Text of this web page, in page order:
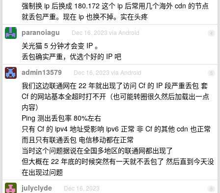
强制换 ip 后换成 180.172 这个 ip 后常用几个海外 cdn 的节点
就丢包严重。现在 ip 也换不掉。实在头疼
4
paranoiagu Dec 16, 2023 via Android
关光猫 5 分钟才会变 IP 。
丢包确实严重，优选个好的 IP 吧
5
admin13579 Dec 16, 2023 via Android
我们这边联通网在 22 年就出现了访问 Cf 的 IP 段严重丢包 套
Cf 的网站基本全超时打不开（也可能转圈很久然后加载出一点
内容）
Ping 测出丢包率 80%左右
只有 Cf 的 ipv4 地址受影响 ipv6 正常 非 Cf 的其他 cdn 也正常
而且只有联通丢包 电信移动都在正常
当时这个问题据说在全国多地区的联通网都出现了
但大概在 22 年底的时候突然有一天就不丢包了 然后直到今天没
在出现过问题
6
julyclyde Dec 16, 2023